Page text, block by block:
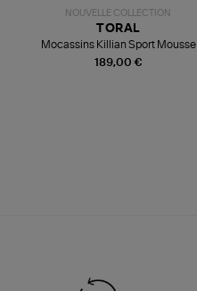
NOUVELLE COLLECTION
189,00 €
TORAL
Mocassins Killian Sport Mousse